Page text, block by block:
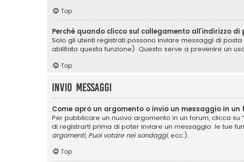
Top
Perché quando clicco sul collegamento all’indirizzo
Solo gli utenti registrati possono inviare messaggi di
abilitato questa funzione). Questo serve a prevenire un
Top
Invio Messaggi
Come apro un argomento o invio un messaggio in un
Per pubblicare un nuovo argomento in un forum, clicca su
di registrarti prima di poter inviare un messaggio: le tue
argomenti, Puoi votare nei sondaggi, ecc.).
Top